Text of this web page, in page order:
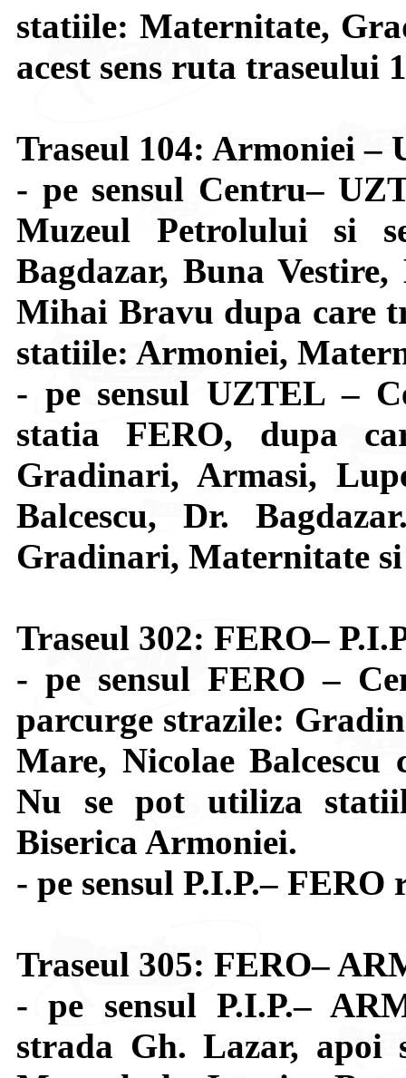
statiile: Maternitate,
acest sens ruta traseului
Traseul 104: Armoniei –
- pe sensul Centru–
Muzeul Petrolului si
Bagdazar, Buna
Mihai Bravu dupa care
statiile: Armoniei,
- pe sensul UZTEL –
statia FERO, dupa
Gradinari, Armasi,
Balcescu, Dr.
Gradinari, Maternitate
Traseul 302: FERO–
- pe sensul FERO –
parcurge strazile:
Mare, Nicolae
Nu se pot utiliza
Biserica Armoniei.
- pe sensul P.I.P.–
Traseul 305: FERO–
- pe sensul P.I.P.–
strada Gh. Lazar, apoi